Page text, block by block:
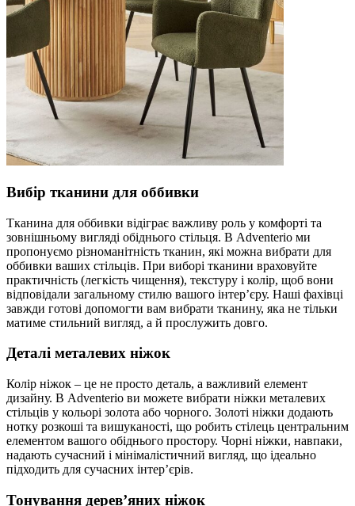
Вибір тканини для оббивки
Тканина для оббивки відіграє важливу роль у комфорті та
зовнішньому вигляді обіднього стільця. В Adventerio ми
пропонуємо різноманітність тканин, які можна вибрати для
оббивки ваших стільців. При виборі тканини враховуйте
практичність (легкість чищення), текстуру і колір, щоб вони
відповідали загальному стилю вашого інтер’єру. Наші фахівці
завжди готові допомогти вам вибрати тканину, яка не тільки
матиме стильний вигляд, а й прослужить довго.
Деталі металевих ніжок
Колір ніжок – це не просто деталь, а важливий елемент
дизайну. В Adventerio ви можете вибрати ніжки металевих
стільців у кольорі золота або чорного. Золоті ніжки додають
нотку розкоші та вишуканості, що робить стілець центральним
елементом вашого обіднього простору. Чорні ніжки, навпаки,
надають сучасний і мінімалістичний вигляд, що ідеально
підходить для сучасних інтер’єрів.
Тонування дерев’яних ніжок